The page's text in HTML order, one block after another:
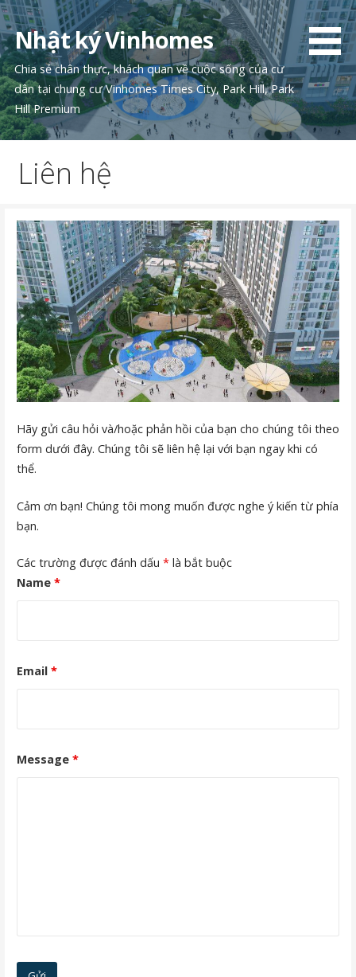
Chuyển
tới
phần
nội
dung
Nhật ký Vinhomes
Chia sẻ chân thực, khách quan về cuộc sống của cư
dân tại chung cư Vinhomes Times City, Park Hill, Park
Hill Premium
Liên hệ
Hãy gửi câu hỏi và/hoặc phản hồi của bạn cho chúng tôi theo
form dưới đây. Chúng tôi sẽ liên hệ lại với bạn ngay khi có
thể.
Cảm ơn bạn! Chúng tôi mong muốn được nghe ý kiến từ phía
bạn.
Các trường được đánh dấu *là bắt buộc
Name *
Email *
Message *